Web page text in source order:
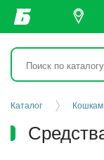
Каталог Кошкам